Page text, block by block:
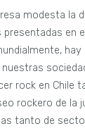
modesta la
presentadas en
hay
rock en Chile
rockero de la
tanto de